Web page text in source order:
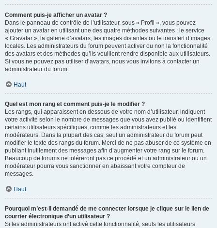
Comment puis-je afficher un avatar ?
Dans le panneau de contrôle de l’utilisateur, sous « Profil », vous pouvez
ajouter un avatar en utilisant une des quatre méthodes suivantes : le service
« Gravatar », la galerie d’avatars, les images distantes ou le transfert d’images
locales. Les administrateurs du forum peuvent activer ou non la fonctionnalité
des avatars et des méthodes qu’ils veuillent rendre disponible aux utilisateurs.
Si vous ne pouvez pas utiliser d’avatars, nous vous invitons à contacter un
administrateur du forum.
Haut
Quel est mon rang et comment puis-je le modifier ?
Les rangs, qui apparaissent en dessous de votre nom d’utilisateur, indiquent
votre activité selon le nombre de messages que vous avez publié ou identifient
certains utilisateurs spécifiques, comme les administrateurs et les
modérateurs. Dans la plupart des cas, seul un administrateur du forum peut
modifier le texte des rangs du forum. Merci de ne pas abuser de ce système en
publiant inutilement des messages afin d’augmenter votre rang sur le forum.
Beaucoup de forums ne toléreront pas ce procédé et un administrateur ou un
modérateur pourra vous sanctionner en abaissant votre compteur de
messages.
Haut
Pourquoi m’est-il demandé de me connecter lorsque je clique sur le lien de
courrier électronique d’un utilisateur ?
Si les administrateurs ont activé cette fonctionnalité, seuls les utilisateurs